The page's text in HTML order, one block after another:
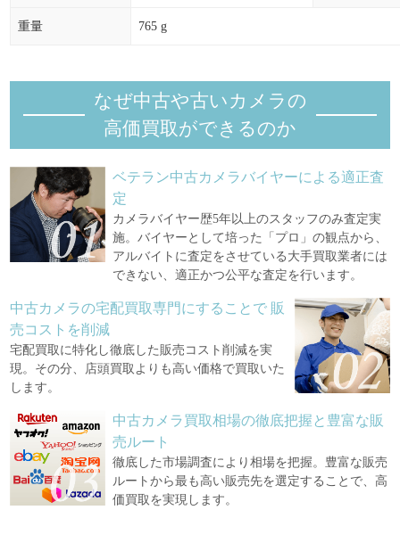
重量 765 g
なぜ中古や古いカメラの
高価買取ができるのか
ベテラン中古カメラバイヤーによる適正査
定
カメラバイヤー歴5年以上のスタッフのみ査定実
施。バイヤーとして培った「プロ」の観点から、
アルバイトに査定をさせている大手買取業者には
できない、適正かつ公平な査定を行います。
中古カメラの宅配買取専門にすることで 販
売コストを削減
宅配買取に特化し徹底した販売コスト削減を実
現。その分、店頭買取よりも高い価格で買取いた
します。
中古カメラ買取相場の徹底把握と豊富な販
売ルート
徹底した市場調査により相場を把握。豊富な販売
ルートから最も高い販売先を選定することで、高
価買取を実現します。